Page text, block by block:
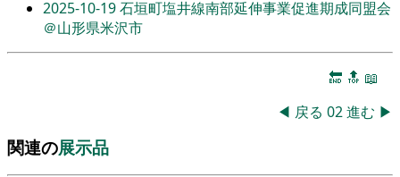
2025-10-19石垣町塩井線南部延伸事業促進期成同盟会
＠山形県米沢市
🔚 🔝 📖
◀ 戻る 02進む ▶
関連の展示品